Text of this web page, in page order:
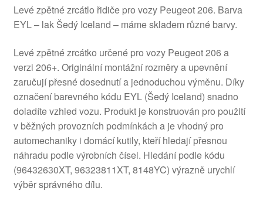
Levé zpětné zrcátlo řidiče pro vozy Peugeot 206. Barva
EYL – lak Šedý Iceland – máme skladem různé barvy.
Levé zpětné zrcátko určené pro vozy Peugeot 206 a
verzi 206+. Originální montážní rozměry a upevnění
zaručují přesné dosednutí a jednoduchou výměnu. Díky
označení barevného kódu EYL (Šedý Iceland) snadno
doladíte vzhled vozu. Produkt je konstruován pro použití
v běžných provozních podmínkách a je vhodný pro
automechaniky i domácí kutily, kteří hledají přesnou
náhradu podle výrobních čísel. Hledání podle kódu
(96432630XT, 96323811XT, 8148YC) výrazně urychlí
výběr správného dílu.